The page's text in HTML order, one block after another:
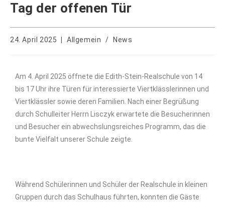
Tag der offenen Tür
24. April 2025 Allgemein / News
Am 4. April 2025 öffnete die Edith-Stein-Realschule von 14
bis 17 Uhrihre Türen für interessierte Viertklässlerinnen und
Viertklässler sowie deren Familien. Nach einer Begrüßung
durch Schulleiter Herrn Lisczyk erwartete die Besucherinnen
und Besucher ein abwechslungsreiches Programm, das die
bunte Vielfalt unserer Schule zeigte
Während Schülerinnen und Schüler der Realschule in kleinen
Gruppen durch das Schulhaus führten, konnten die Gäste